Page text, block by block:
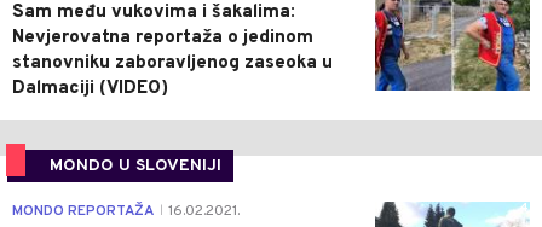
Sam među vukovima i šakalima:
Nevjerovatna reportaža o jedinom
stanovniku zaboravljenog zaseoka u
Dalmaciji (VIDEO)
MONDO U SLOVENIJI
4
MONDO REPORTAŽA 16.02.2021.